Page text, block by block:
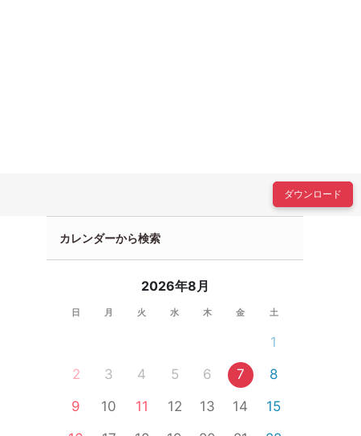
ダウンロード
カレンダーから検索
2026年8月
日 月 火 水 木 金 土
1
2
3 4 5 6 7
8
9
10 11 12 13 14
15